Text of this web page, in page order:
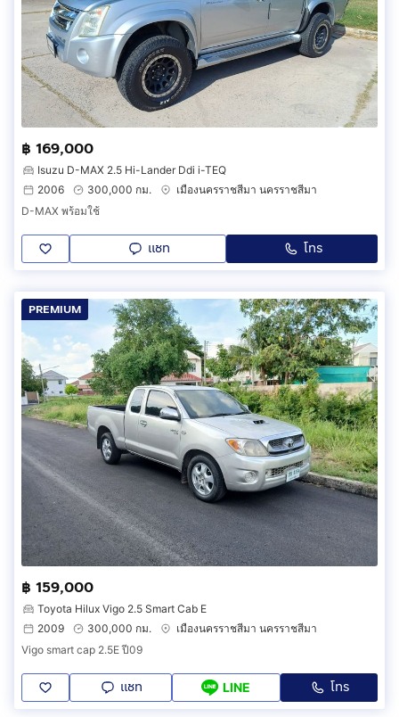
฿ 169,000
Isuzu D-MAX 2.5 Hi-Lander Ddi i-TEQ
2006
300,000 กม.
เมืองนครราชสีมา นครราชสีมา
D-MAX พร้อมใช้
แชท โทร
PREMIUM
฿ 159,000
Toyota Hilux Vigo 2.5 Smart Cab E
2009
300,000 กม.
เมืองนครราชสีมา นครราชสีมา
Vigo smart cap 2.5E ปี09
แชท LINE โทร